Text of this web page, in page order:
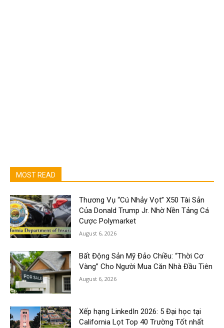
MOST READ
Thương Vụ “Cú Nhảy Vọt” X50 Tài Sản
Của Donald Trump Jr. Nhờ Nền Tảng Cá
Cược Polymarket
August 6, 2026
Bất Động Sản Mỹ Đảo Chiều: “Thời Cơ
Vàng” Cho Người Mua Căn Nhà Đầu Tiên
August 6, 2026
Xếp hạng LinkedIn 2026: 5 Đại học tại
California Lọt Top 40 Trường Tốt nhất